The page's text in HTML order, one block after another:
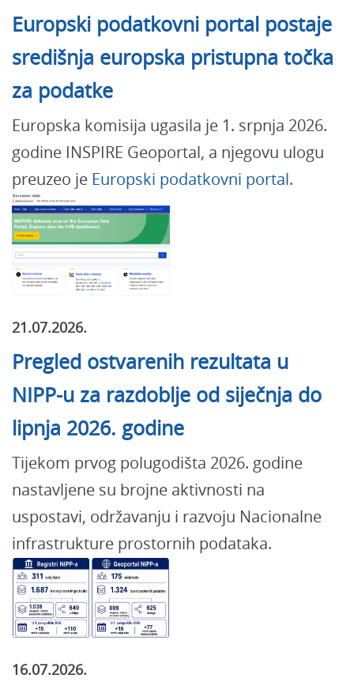
Europski podatkovni portal postaje
središnja europska pristupna točka
za podatke
Europska komisija ugasila je 1. srpnja 2026.
godine INSPIRE Geoportal, a njegovu ulogu
preuzeo je Europski podatkovni portal.
21.07.2026.
Pregled ostvarenih rezultata u
NIPP-u za razdoblje od siječnja do
lipnja 2026. godine
Tijekom prvog polugodišta 2026. godine
nastavljene su brojne aktivnosti na
uspostavi, održavanju i razvoju Nacionalne
infrastrukture prostornih podataka.
16.07.2026.